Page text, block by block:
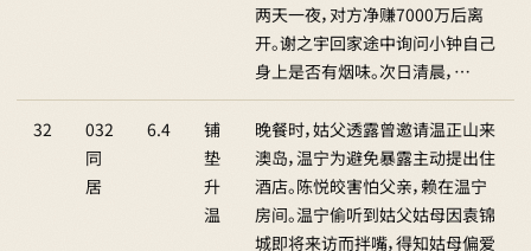
两天一夜，对方净赚7000万后离
开。谢之宇回家途中询问小钟自己
身上是否有烟味。次日清晨，…
32
032
同
居
6.4
铺
垫
升
温
晚餐时，姑父透露曾邀请温正山来
澳岛，温宁为避免暴露主动提出住
酒店。陈悦皎害怕父亲，赖在温宁
房间。温宁偷听到姑父姑母因袁锦
城即将来访而拌嘴，得知姑母偏爱